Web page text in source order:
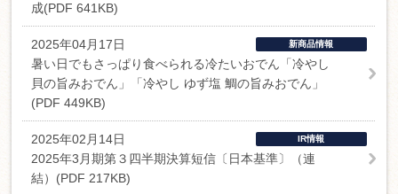
成(PDF 641KB)
2025年04月17日 新商品情報
暑い日でもさっぱり食べられる冷たいおでん「冷やし
貝の旨みおでん」「冷やし ゆず塩 鯛の旨みおでん」
(PDF 449KB)
2025年02月14日 IR情報
2025年3月期第３四半期決算短信〔日本基準〕（連
結）(PDF 217KB)